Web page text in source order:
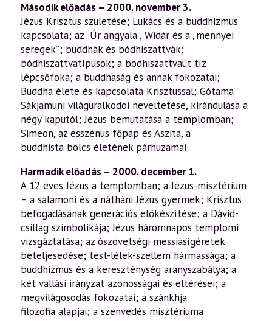
Második előadás – 2000. november 3.
Jézus Krisztus születése; Lukács és a buddhizmus
kapcsolata; az „Úr angyala”, Widár és a „mennyei
seregek”; buddhák és bódhiszattvák;
bódhiszattvatípusok; a bódhiszattvaút tíz
lépcsőfoka; a buddhaság és annak fokozatai;
Buddha élete és kapcsolata Krisztussal; Gótama
Sákjamuni világuralkodói neveltetése, kirándulása a
négy kaputól; Jézus bemutatása a templomban;
Simeon, az esszénus főpap és Aszita, a
buddhista bölcs életének párhuzamai
Harmadik előadás – 2000. december 1.
A 12 éves Jézus a templomban; a Jézus-misztérium
– a salamoni és a nátháni Jézus gyermek; Krisztus
befogadásának generációs előkészítése; a Dávid-
csillag szimbolikája; Jézus háromnapos templomi
vizsgáztatása; az ószövetségi messiásígéretek
beteljesedése; test-lélek-szellem hármassága; a
buddhizmus és a kereszténység aranyszabálya; a
két vallási irányzat azonosságai és eltérései; a
megvilágosodás fokozatai; a szánkhja
filozófia alapjai; a szenvedés misztériuma